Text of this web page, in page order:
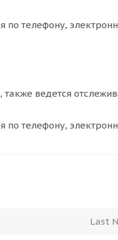
телефону,
ведется
телефону,
Last